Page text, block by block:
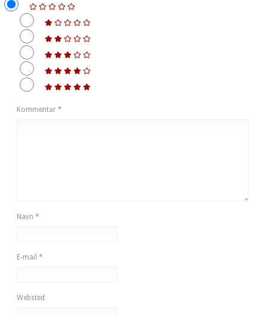
Kommentar *
Navn *
E-mail *
Websted